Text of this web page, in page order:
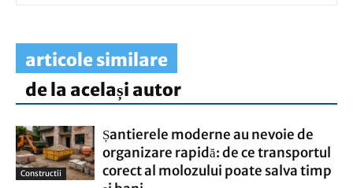
articole similare
de la același autor
Constructii
Șantierele moderne au nevoie de
organizare rapidă: de ce transportul
corect al molozului poate salva timp